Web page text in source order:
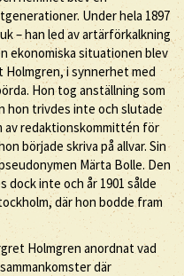
Under hela 1897
– han led av artärförkalkning
ekonomiska situationen blev
Holmgren, i synnerhet med
Hon tog anställning som
hon trivdes inte och slutade
av redaktionskommittén för
började skriva på allvar. Sin
Märta Bolle. Den
inte och år 1901 sålde
där hon bodde fram
Holmgren anordnat vad
där